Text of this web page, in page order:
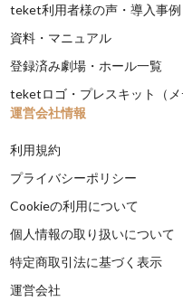
teket利用者様の声・導入事例
資料・マニュアル
登録済み劇場・ホール一覧
teketロゴ・プレスキット（メ
運営会社情報
利用規約
プライバシーポリシー
Cookieの利用について
個人情報の取り扱いについて
特定商取引法に基づく表示
運営会社